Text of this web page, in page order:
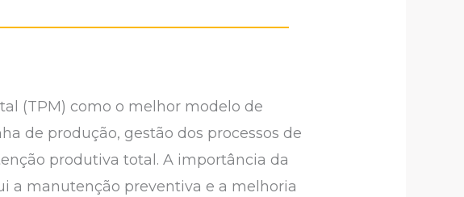
(TPM) como o melhor modelo de
de produção, gestão dos processos de
produtiva total. A importância da
a manutenção preventiva e a melhoria